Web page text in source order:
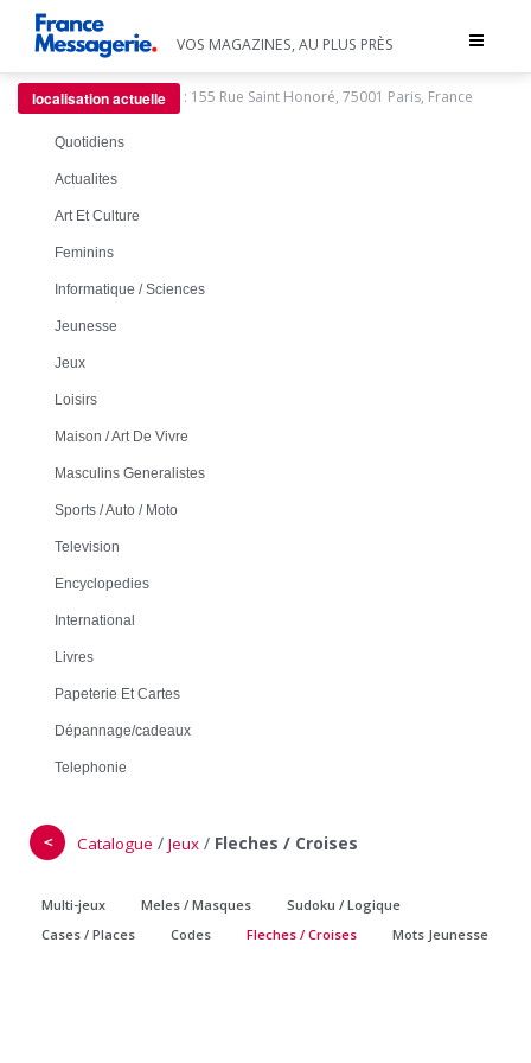
Toggle
VOS MAGAZINES, AU PLUS PRÈS
localisation actuelle : 155 Rue Saint Honoré, 75001 Paris, France
Quotidiens
Actualites
Art Et Culture
Feminins
Informatique / Sciences
Jeunesse
Jeux
Loisirs
Maison / Art De Vivre
Masculins Generalistes
Sports / Auto / Moto
Television
Encyclopedies
International
Livres
Papeterie Et Cartes
Dépannage/cadeaux
Telephonie
＜ Catalogue / Jeux / Fleches / Croises
Multi-jeux Meles / Masques
Sudoku / Logique
Cases / Places
Codes Fleches / Croises Mots Jeunesse